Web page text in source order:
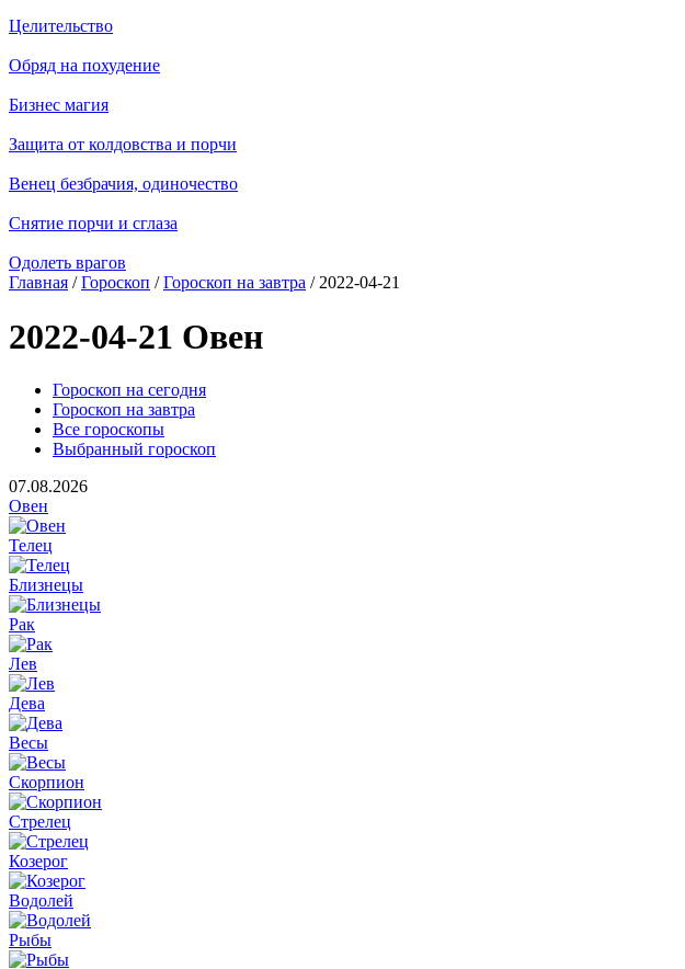
Целительство
Обряд на похудение
Бизнес магия
Защита от колдовства и порчи
Венец безбрачия, одиночество
Снятие порчи и сглаза
Одолеть врагов
Главная /Гороскоп /Гороскоп на завтра / 2022-04-21
2022-04-21 Овен
Гороскоп на сегодня
Гороскоп на завтра
Все гороскопы
Выбранный гороскоп
07.08.2026
Овен
Телец
Близнецы
Рак
Лев
Дева
Весы
Скорпион
Стрелец
Козерог
Водолей
Рыбы